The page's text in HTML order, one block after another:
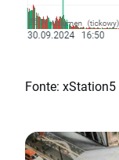
Fonte: xStation5